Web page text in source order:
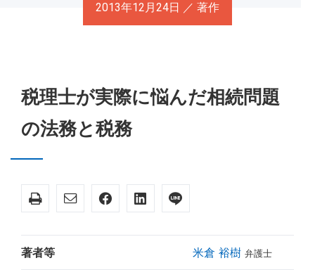
2013年12月24日 ／ 著作
税理士が実際に悩んだ相続問題
の法務と税務
著者等 米倉 裕樹 弁護士